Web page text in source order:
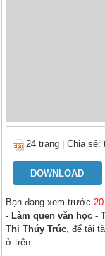
24 trang |Chia sẻ:
DOWNLOAD
Bạn đang xem trước
- Làm quen văn học -
Thị Thúy Trúc, để tải
ở trên